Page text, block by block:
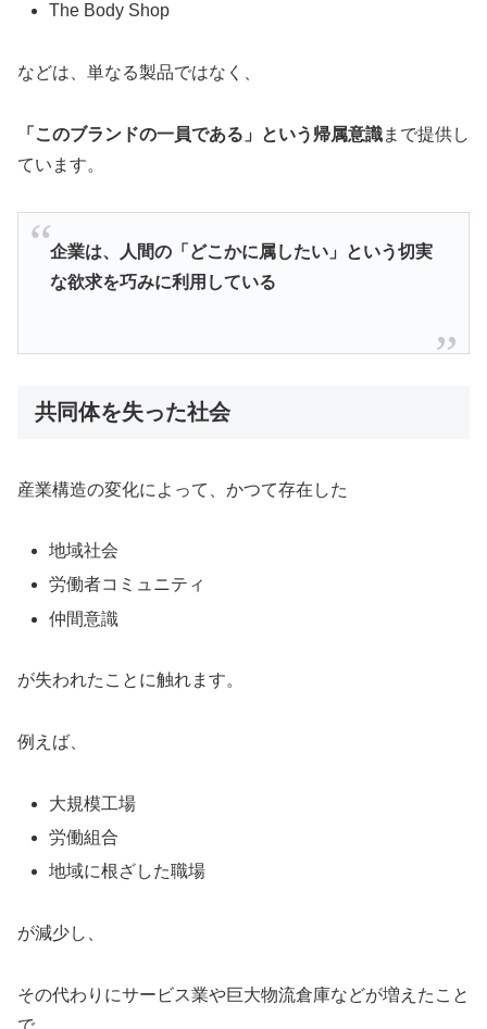
The Body Shop
などは、単なる製品ではなく、
「このブランドの一員である」という帰属意識まで提供し
ています。
企業は、人間の「どこかに属したい」という切実
な欲求を巧みに利用している
共同体を失った社会
産業構造の変化によって、かつて存在した
地域社会
労働者コミュニティ
仲間意識
が失われたことに触れます。
例えば、
大規模工場
労働組合
地域に根ざした職場
が減少し、
その代わりにサービス業や巨大物流倉庫などが増えたこと
で、